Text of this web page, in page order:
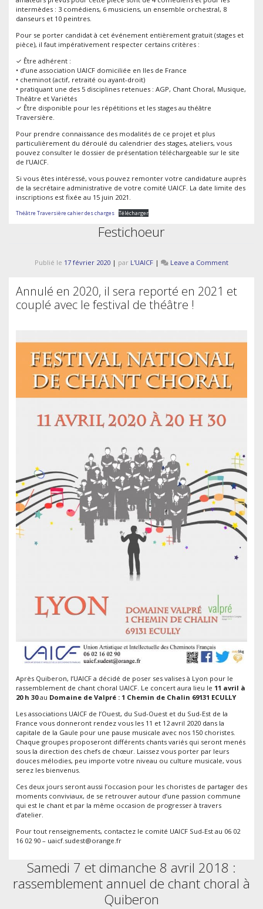
intermèdes : 3 comédiens, 6 musiciens, un ensemble orchestral, 8
danseurs et 10 peintres.
Pour se porter candidat à cet événement entièrement gratuit (stages et
pièce), il faut impérativement respecter certains critères :
✓ Être adhérent :
• d’une association UAICF domiciliée en Iles de France
• cheminot (actif, retraité ou ayant-droit)
• pratiquant une des 5 disciplines retenues : AGP, Chant Choral, Musique,
Théâtre et Variétés
✓ Être disponible pour les répétitions et les stages au théâtre
Traversière.
Pour prendre connaissance des modalités de ce projet et plus
particulièrement du déroulé du calendrier des stages, ateliers, vous
pouvez consulter le dossier de présentation téléchargeable sur le site
de l’UAICF.
Si vous êtes intéressé, vous pouvez remonter votre candidature auprès
de la secrétaire administrative de votre comité UAICF. La date limite des
inscriptions est fixée au 15 juin 2021.
Théâtre Traversière cahier des charges Télécharger
Festichoeur
Publié le 17 février 2020 | par L'UAICF | Leave a Commenton
Annulé en 2020, il sera reporté en 2021 et
couplé avec le festival de théâtre !
Après Quiberon, l’UAICF a décidé de poser ses valises à Lyon pour le
rassemblement de chant choral UAICF. Le concert aura lieu le 11 avril à
20 h 30au Domaine de Valpré : 1 Chemin de Chalin 69131 ECULLY
Les associations UAICF de l’Ouest, du Sud-Ouest et du Sud-Est de la
France vous donneront rendez vous les 11 et 12 avril 2020 dans la
capitale de la Gaule pour une pause musicale avec nos 150 choristes.
Chaque groupes proposeront différents chants variés qui seront menés
sous la direction des chefs de chœur. Laissez vous porter par leurs
douces mélodies, peu importe votre niveau ou culture musicale, vous
serez les bienvenus.
Ces deux jours seront aussi l’occasion pour les choristes de partager des
moments conviviaux, de se retrouver autour d’une passion commune
qui est le chant et par la même occasion de progresser à travers
d’atelier.
Pour tout renseignements, contactez le comité UAICF Sud-Est au 06 02
16 02 90 – uaicf.sudest@orange.fr
Samedi 7 et dimanche 8 avril 2018 :
rassemblement annuel de chant choral à
Quiberon